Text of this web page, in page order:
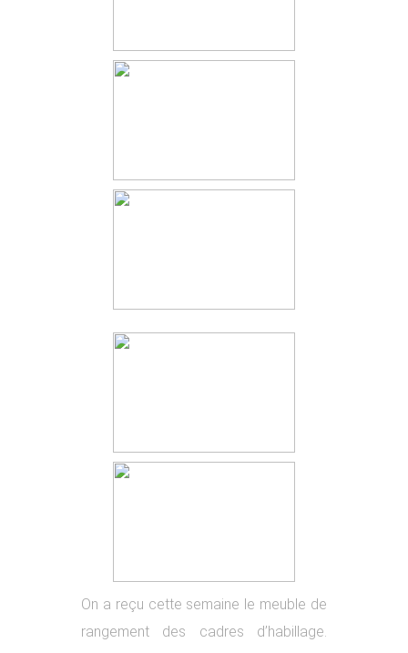
On a reçu cette semaine le meuble de
rangement des cadres d’habillage.